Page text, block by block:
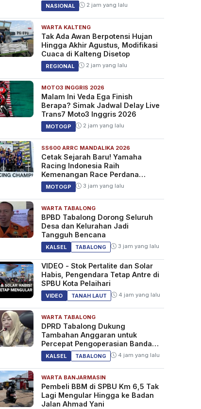
NASIONAL 2 jam yang lalu
WARTA KALTENG
Tak Ada Awan Berpotensi Hujan
Hingga Akhir Agustus, Modifikasi
Cuaca di Kalteng Disetop
REGIONAL 2 jam yang lalu
MOTO3 INGGRIS 2026
Malam Ini Veda Ega Finish
Berapa? Simak Jadwal Delay Live
Trans7 Moto3 Inggris 2026
MOTOGP 2 jam yang lalu
SS600 ARRC MANDALIKA 2026
Cetak Sejarah Baru! Yamaha
Racing Indonesia Raih
Kemenangan Race Perdana
SS600 ARRC
MOTOGP 3 jam yang lalu
WARTA TABALONG
BPBD Tabalong Dorong Seluruh
Desa dan Kelurahan Jadi
Tangguh Bencana
KALSEL TABALONG 3 jam yang lalu
VIDEO - Stok Pertalite dan Solar
Habis, Pengendara Tetap Antre di
SPBU Kota Pelaihari
VIDEO TANAH LAUT 4 jam yang lalu
WARTA TABALONG
DPRD Tabalong Dukung
Tambahan Anggaran untuk
Percepat Pengoperasian Bandara
Warukin
KALSEL TABALONG 4 jam yang lalu
WARTA BANJARMASIN
Pembeli BBM di SPBU Km 6,5 Tak
Lagi Mengular Hingga ke Badan
Jalan Ahmad Yani